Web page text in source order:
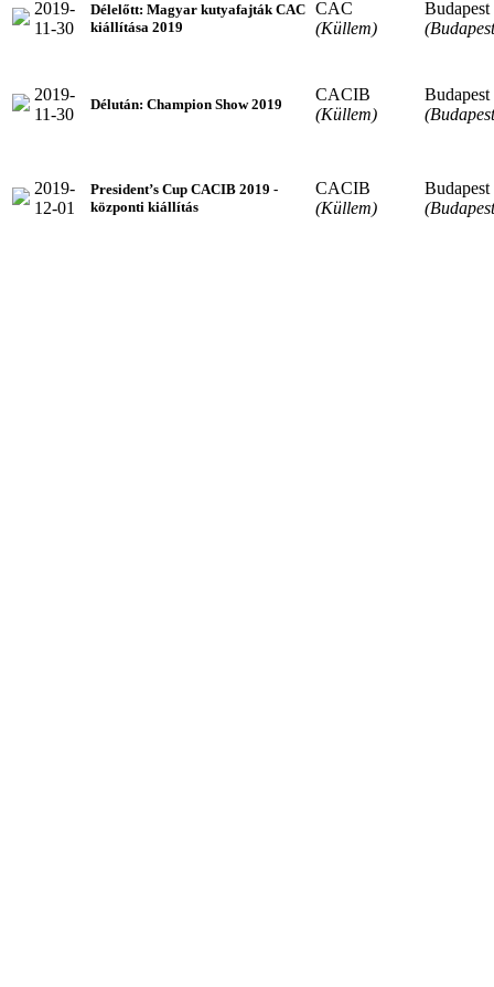
2019-
11-30
Délelőtt: Magyar kutyafajták CAC
kiállítása 2019
CAC
(Küllem)
Budapest
2019-
11-30
Délután: Champion Show 2019
CACIB
(Küllem)
Budapest
2019-
12-01
President’s Cup CACIB 2019 -
központi kiállítás
CACIB
(Küllem)
Budapest